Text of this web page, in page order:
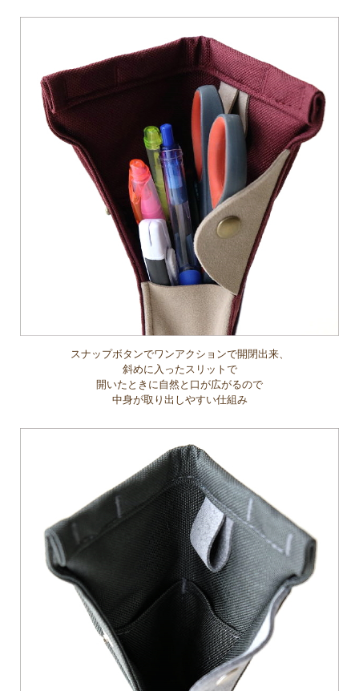
スナップボタンでワンアクションで開閉出来、
斜めに入ったスリットで
開いたときに自然と口が広がるので
中身が取り出しやすい仕組み